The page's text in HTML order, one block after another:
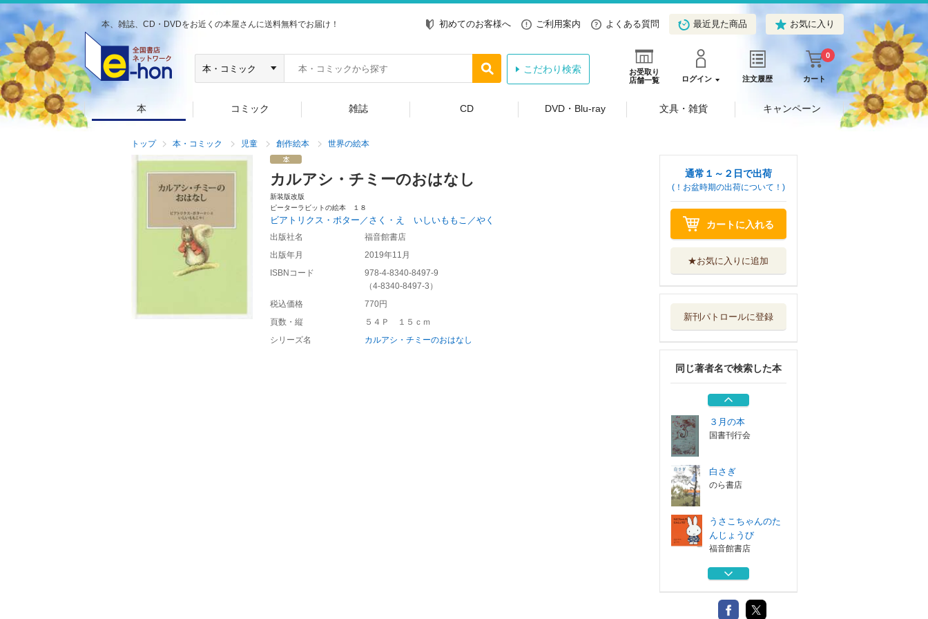
本、雑誌、CD・DVDをお近くの本屋さんに送料無料でお届け！ 初めてのお客様へ ご利用案内 よくある質問 最近見た商品 お気に入り
お受取り
店舗一覧
ログイン 注文履歴 カート
0
こだわり検索
本 コミック 雑誌 CD DVD・Blu-ray 文具・雑貨 キャンペーン
トップ 本・コミック 児童 創作絵本 世界の絵本
カルアシ・チミーのおはなし
新装版改版
ピーターラビットの絵本 １８
ビアトリクス・ポター／さく・え いしいももこ／やく
出版社名
福音館書店
出版年月
2019年11月
ISBNコード
978-4-8340-8497-9
（4-8340-8497-3 ）
税込価格
770円
頁数・縦
５４Ｐ １５ｃｍ
シリーズ名
カルアシ・チミーのおはなし
通常１～２日で出荷
(！お盆時期の出荷について！)
カートに入れる
★お気に入りに追加
新刊パトロールに登録
同じ著者名で検索した本
うさこちゃんのた
んじょうび
根っこのこどもた
童話館出版
子どもと文学
中央公論新社
３月の本
国書刊行会
白さぎ
のら書店
うさこちゃんのた
んじょうび
福音館書店
根っこのこどもた
童話館出版